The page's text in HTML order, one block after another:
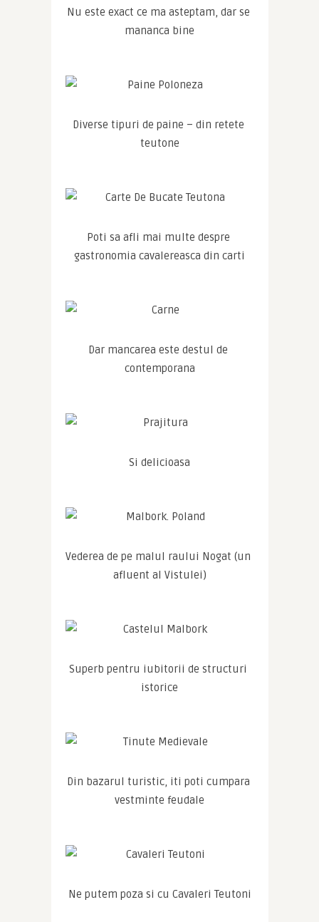
Nu este exact ce ma asteptam, dar se
mananca bine
Diverse tipuri de paine – din retete
teutone
Poti sa afli mai multe despre
gastronomia cavalereasca din carti
Dar mancarea este destul de
contemporana
Si delicioasa
Vederea de pe malul raului Nogat (un
afluent al Vistulei)
Superb pentru iubitorii de structuri
istorice
Din bazarul turistic, iti poti cumpara
vestminte feudale
Ne putem poza si cu Cavaleri Teutoni